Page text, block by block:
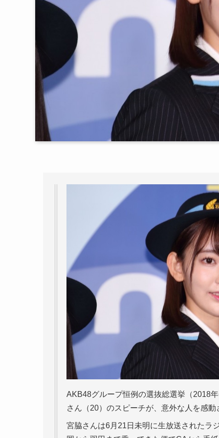
AKB48グループ恒例の選抜総選挙（2018
さん（20）のスピーチが、意外な人を感
宮脇さんは6月21日未明に生放送されたラ